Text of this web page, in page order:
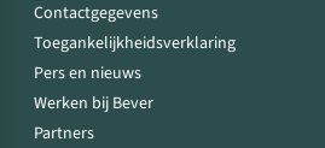
Contactgegevens
Toegankelijkheidsverklaring
Pers en nieuws
Werken bij Bever
Partners